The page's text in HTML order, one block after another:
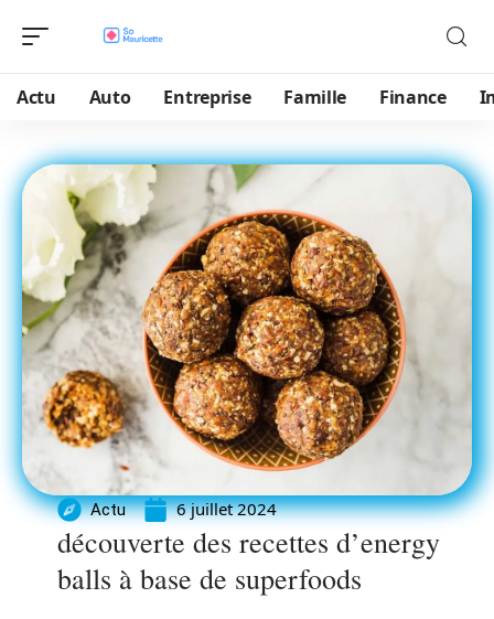
Actu Auto Entreprise Famille Finance
Actu 6 juillet 2024
découverte des recettes d’energy
balls à base de superfoods